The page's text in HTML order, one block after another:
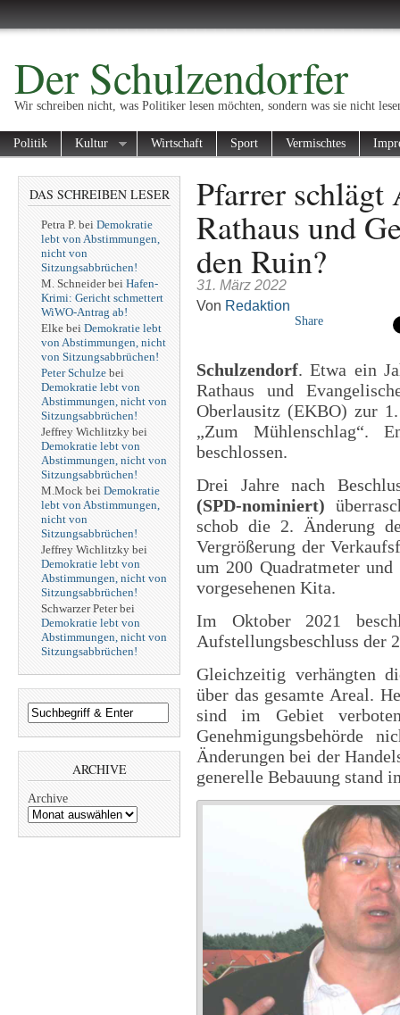
Der Schulzendorfer
Wir schreiben nicht, was Politiker lesen möchten, sondern was sie nicht
Politik Kultur Wirtschaft Sport Vermischtes
DAS SCHREIBEN LESER
Petra P. bei Demokratie
lebt von Abstimmungen,
nicht von
Sitzungsabbrüchen!
M. Schneiderbei Hafen-
Krimi: Gericht schmettert
WiWO-Antrag ab!
Elke bei Demokratie lebt
von Abstimmungen, nicht
von Sitzungsabbrüchen!
Peter Schulze bei
Demokratie lebt von
Abstimmungen, nicht von
Sitzungsabbrüchen!
Jeffrey Wichlitzky bei
Demokratie lebt von
Abstimmungen, nicht von
Sitzungsabbrüchen!
M.Mock bei Demokratie
lebt von Abstimmungen,
nicht von
Sitzungsabbrüchen!
Jeffrey Wichlitzky bei
Demokratie lebt von
Abstimmungen, nicht von
Sitzungsabbrüchen!
Schwarzer Peterbei
Demokratie lebt von
Abstimmungen, nicht von
Sitzungsabbrüchen!
ARCHIVE
Archive
Pfarrer
Rathaus und
den Ruin?
31. März 2022
Von Redaktion
Share
Schulzendorf. Etwa ein
Rathaus und
Oberlausitz (EKBO) zur
„Zum Mühlenschlag“.
beschlossen.
Drei Jahre nach
(SPD-nominiert)
schob die 2. Änderung
Vergrößerung der
um 200 Quadratmeter
vorgesehenen Kita.
Im Oktober 2021
Aufstellungsbeschluss der
Gleichzeitig verhängten
über das gesamte Areal.
sind im Gebiet
Genehmigungsbehörde
Änderungen bei der
generelle Bebauung stand